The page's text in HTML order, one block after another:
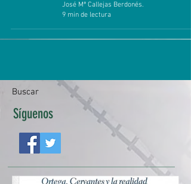
José Mª Callejas Berdonés.
9 min de lectura
Buscar
Síguenos